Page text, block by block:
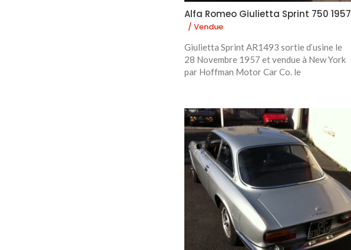
Alfa Romeo Giulietta Sprint 750 1957
/ Vendue
Giulietta Sprint AR1493 sortie d’usine le
28 Novembre 1957 et vendue à New York
par Hoffman Motor Car Co. le